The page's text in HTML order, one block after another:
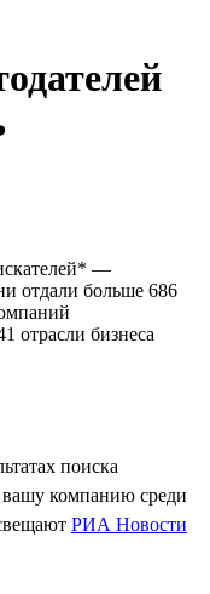
—
отдали больше 686
отрасли бизнеса
поиска
вашу компанию среди
РИА Новости